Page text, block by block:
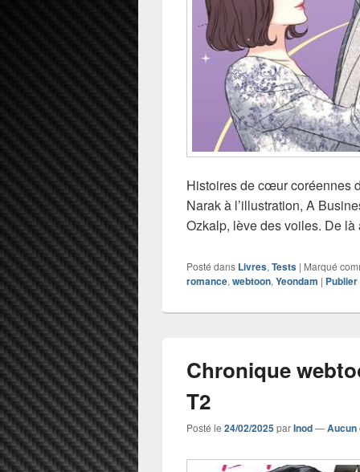
Histoires de cœur coréennes
Narak à l’illustration, A
Ozkalp, lève des voiles. De
Posté dans Livres,Tests | Marqué
romance,webtoon,Yeondam |
Chronique
T2
Posté le 24/02/2025parInod—Aucun